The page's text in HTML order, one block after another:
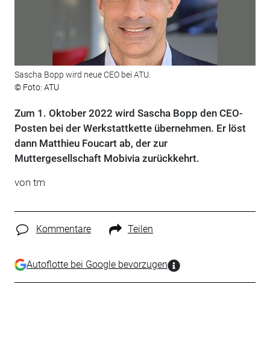
Sascha Bopp wird neue CEO bei ATU.
© Foto: ATU
Zum 1. Oktober 2022 wird Sascha Bopp den CEO-
Posten bei der Werkstattkette übernehmen. Er löst
dann Matthieu Foucart ab, der zur
Muttergesellschaft Mobivia zurückkehrt.
von tm
Kommentare Teilen
Autoflotte bei Google bevorzugen